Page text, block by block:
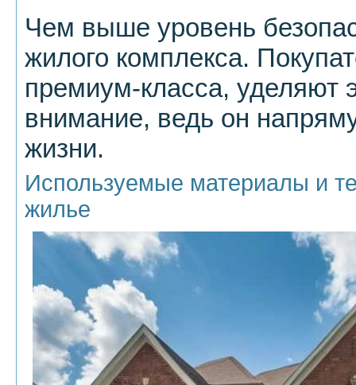
Чем выше уровень
жилого комплекса.
премиум-класса, уделяют
внимание, ведь он
жизни.
Используемые материалы и
жилье